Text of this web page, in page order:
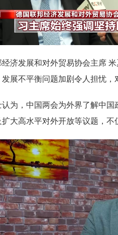
济发展和对外贸易协会主席
展不平衡问题加剧令人担忧
认为，中国两会为外界了解中
大高水平对外开放等议题，